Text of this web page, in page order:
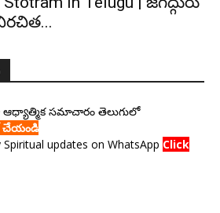
సమాచారం తెలుగులో
చేయండి
updates on WhatsApp Click